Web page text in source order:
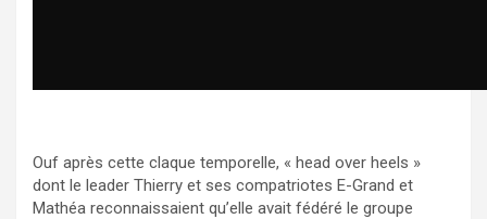
Ouf après cette claque temporelle, « head over heels »
dont le leader Thierry et ses compatriotes E-Grand et
Mathéa reconnaissaient qu’elle avait fédéré le groupe